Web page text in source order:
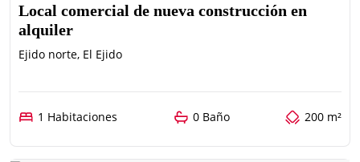
Local comercial de nueva construcción en
alquiler
Ejido norte, El Ejido
1 Habitaciones 0 Baño 200 m²